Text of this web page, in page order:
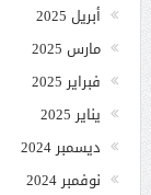
أبريل 2025
مارس 2025
فبراير 2025
يناير 2025
ديسمبر 2024
نوفمبر 2024